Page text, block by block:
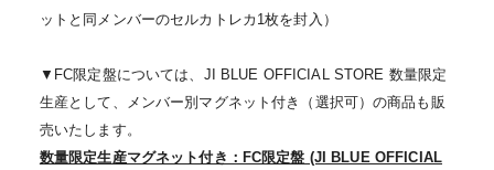
ットと同メンバーのセルカトレカ1枚を封入）
▼FC限定盤については、 JI BLUE OFFICIAL STORE 数量限定
生産として、メンバー別マグネット付き（選択可）の商品も販
売いたします。
数量限定生産マグネット付き：FC限定盤 (JI BLUE OFFICIAL